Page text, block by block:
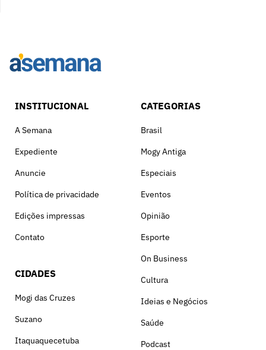
INSTITUCIONAL
A Semana
Expediente
Anuncie
Política de privacidade
Edições impressas
Contato
CIDADES
Mogi das Cruzes
Suzano
Itaquaquecetuba
CATEGORIAS
Brasil
Mogy Antiga
Especiais
Eventos
Opinião
Esporte
On Business
Cultura
Ideias e Negócios
Saúde
Podcast